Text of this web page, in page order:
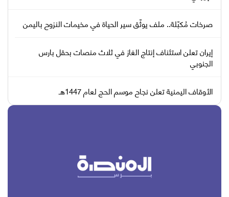
صرخات مُكبّلة.. ملف يوثّق سير الحياة في مخيمات النزوح باليمن
إيران تعلن استئناف إنتاج الغاز في ثلاث منصات بحقل بارس
الجنوبي
الأوقاف اليمنية تعلن نجاح موسم الحج لعام 1447هـ